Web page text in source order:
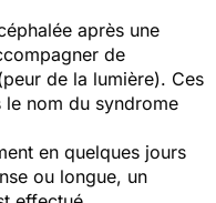
après une
de
de la lumière). Ces
nom du syndrome
en quelques jours
ou longue, un